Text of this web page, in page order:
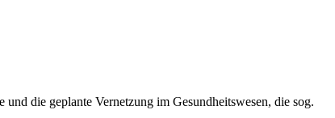
die geplante Vernetzung im Gesundheitswesen, die sog.